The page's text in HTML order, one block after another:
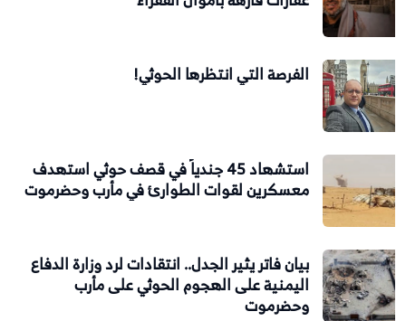
الفرصة التي انتظرها الحوثي!
استشهاد 45 جندياً في قصف حوثي استهدف
معسكرين لقوات الطوارئ في مأرب وحضرموت
بيان فاتر يثير الجدل.. انتقادات لرد وزارة الدفاع
اليمنية على الهجوم الحوثي على مأرب
وحضرموت